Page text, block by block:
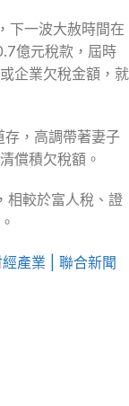
下一波大赦時間在
億元稅款，屆時
企業欠稅金額，就
存，高調帶著妻子
償積欠稅額。
相較於富人稅、證
產業 | 聯合新聞